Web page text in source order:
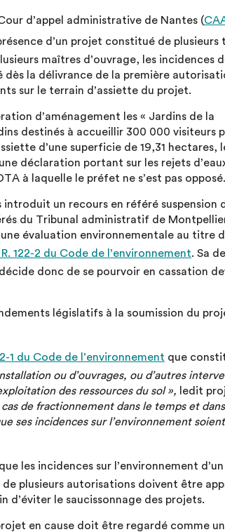
d’appel administrative de Nantes (
d’un projet constitué de plusieurs
maîtres d’ouvrage, les incidences
la délivrance de la première
sur le terrain d’assiette du projet.
d’aménagement les « Jardins de la
destinés à accueillir 300 000 visiteurs
d’une superficie de 19,31 hectares,
déclaration portant sur les rejets
à laquelle le préfet ne s’est pas opposé.
introduit un recours en référé suspension
du Tribunal administratif de
évaluation environnementale au titre
122-2 du Code de l’environnement. Sa
donc de se pourvoir en cassation
législatifs à la soumission du
1 du Code de l’environnement que
ou d’ouvrages, ou d’autres
des ressources du sol »,
ledit
de fractionnement dans le temps et dans
ses incidences sur l’environnement
les incidences sur l’environnement
plusieurs autorisations doivent être
d’éviter le saucissonnage des projets.
en cause doit être regardé comme